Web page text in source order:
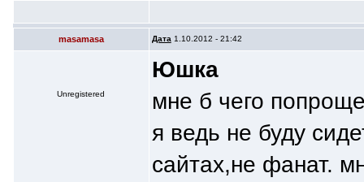
masamasa Дата 1.10.2012 - 21:42
Unregistered
Юшка
мне б чего
я ведь не буду
сайтах,не фанат.